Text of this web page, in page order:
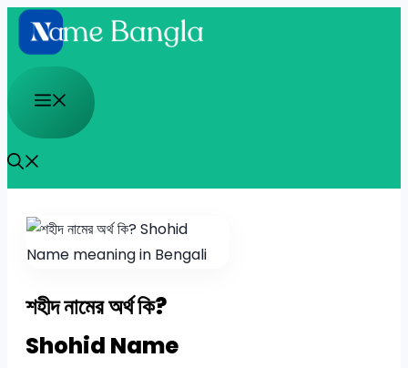
Skip
to
content
Menu
শহীদ নামের অর্থ কি?
Shohid Name